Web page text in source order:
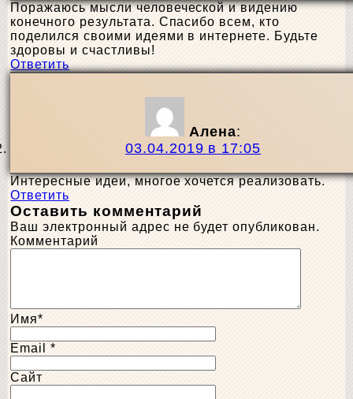
Поражаюсь мысли человеческой и видению
конечного результата. Спасибо всем, кто
поделился своими идеями в интернете. Будьте
здоровы и счастливы!
Ответить
Алена:
03.04.2019 в 17:05
Интересные идеи, многое хочется реализовать.
Ответить
Оставить комментарий
Ваш электронный адрес не будет опубликован.
Комментарий
Имя*
Email*
Сайт